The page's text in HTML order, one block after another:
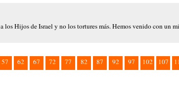
los Hijos de Israel y no los tortures más. Hemos venido con un
57 62 67 72 77 82 87 92 97 102 107